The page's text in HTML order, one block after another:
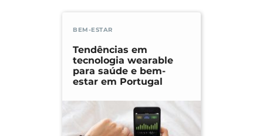
BEM-ESTAR
Tendências em
tecnologia wearable
para saúde e bem-
estar em Portugal